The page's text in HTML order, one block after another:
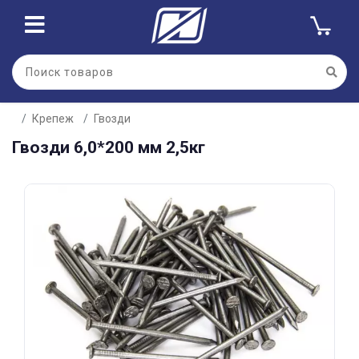
Крепеж Гвозди
Гвозди 6,0*200 мм 2,5кг
Для клиентов всех банков
Разбейте
оплатуна части
без переплат
График платежей
Сегодня